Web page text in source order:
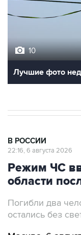
10
Лучшие фото
В РОССИИ
22:16, 6 августа 2026
Режим ЧС
области
Погибли два
остались без